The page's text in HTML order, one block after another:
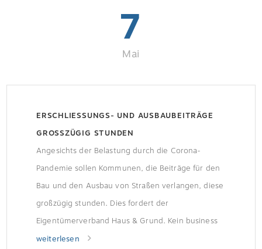
7
Mai
ERSCHLIESSUNGS- UND AUSBAUBEITRÄGE G
ROSSZÜGIG STUNDEN
Angesichts der Belastung durch die Corona-
Pandemie sollen Kommunen, die Beiträge für den
Bau und den Ausbau von Straßen verlangen, diese
großzügig stunden. Dies fordert der
Eigentümerverband Haus & Grund. Kein business
as usual„Die Corona-Krise trifft jeden Bürger. Viele
weiterlesen